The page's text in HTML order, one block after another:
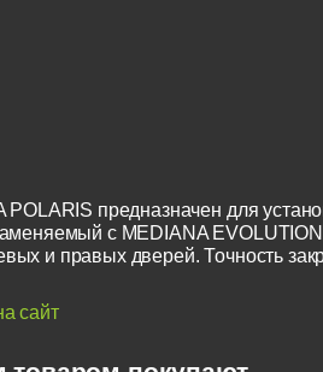
предназначен для
с MEDIANA
и правых дверей. Точность
сайт